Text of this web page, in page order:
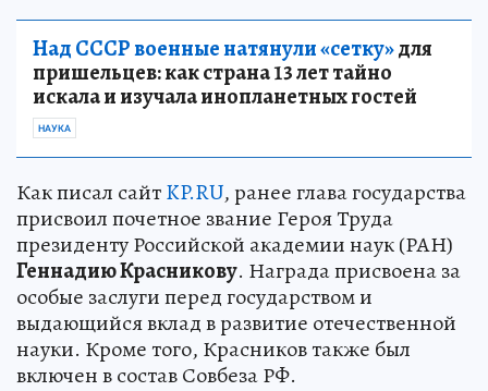
Над СССР военные натянули «сетку»для
пришельцев: как страна 13 лет тайно
искала и изучала инопланетных гостей
НАУКА
Как писал сайтKP.RU, ранее глава государства
присвоил почетное звание Героя Труда
президенту Российской академии наук (РАН)
Геннадию Красникову. Награда присвоена за
особые заслуги перед государством и
выдающийся вклад в развитие отечественной
науки. Кроме того, Красников также был
включен в состав Совбеза РФ.